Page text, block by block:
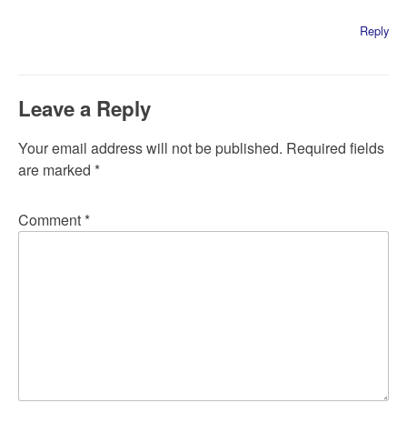
Reply
Leave a Reply
Your email address will not be published. Required fields
are marked *
Comment *